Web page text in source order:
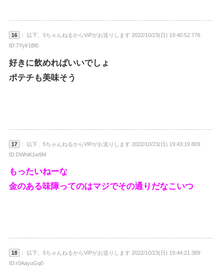
16
： 以下、5ちゃんねるからVIPがお送りします 2022/10/23(日) 19:40:52.776
ID:7Yylr1Bl0
好きに飲めればいいでしょ
ポテチも美味そう
17
： 以下、5ちゃんねるからVIPがお送りします 2022/10/23(日) 19:43:19.809
ID:DWhiK1w9M
もったいねーな
金のある味障ってのはマジでその通りだなこいつ
18
： 以下、5ちゃんねるからVIPがお送りします 2022/10/23(日) 19:44:21.389
ID:r0AayuGq0